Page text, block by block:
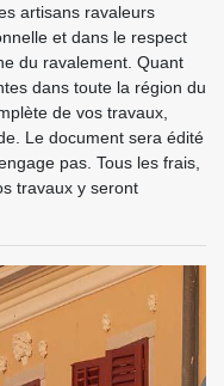
artisans ravaleurs
et dans le respect
du ravalement. Quant
dans toute la région du
de vos travaux,
Le document sera édité
pas. Tous les frais,
travaux y seront